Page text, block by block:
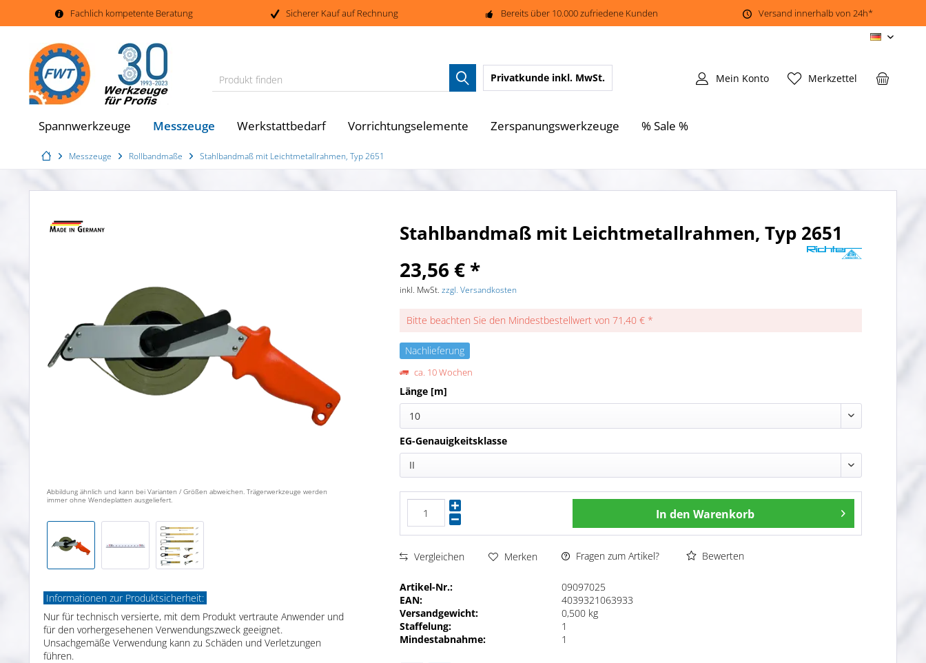
Fachlich kompetente Beratung Sicherer Kauf auf Rechnung Bereits über 10.000 zufriedene Kunden Versand innerhalb von 24h*
DE
Produkt finden Merkzettel
Mein Konto
Privatkunde inkl. MwSt.
Spannwerkzeuge Messzeuge Werkstattbedarf Vorrichtungselemente Zerspanungswerkzeuge % Sale %
Messzeuge Rollbandmaße Stahlbandmaß mit Leichtmetallrahmen, Typ 2651
Abbildung ähnlich und kann bei Varianten / Größen abweichen. Trägerwerkzeuge werden
immer ohne Wendeplatten ausgeliefert.
Informationen zur Produktsicherheit:
Nur für technisch versierte, mit dem Produkt vertraute Anwender und
für den vorhergesehenen Verwendungszweck geeignet.
Unsachgemäße Verwendung kann zu Schäden und Verletzungen
führen.
Stahlbandmaß mit Leichtmetallrahmen, Typ 2651
23,56 € *
inkl. MwSt.zzgl. Versandkosten
Bitte beachten Sie den Mindestbestellwert von 71,40 € *
Nachlieferung
ca. 10 Wochen
Länge [m]
10
EG-Genauigkeitsklasse
II
In den Warenkorb
Vergleichen Merken Fragen zum Artikel? Bewerten
Artikel-Nr.:
09097025
EAN:
4039321063933
Versandgewicht:
0,500 kg
Staffelung:
1
Mindestabnahme:
1